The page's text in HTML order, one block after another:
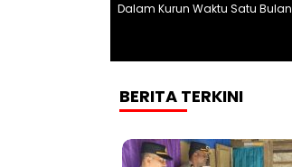
Dalam Kurun Waktu Satu
BERITA TERKINI